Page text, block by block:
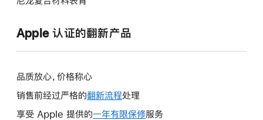
Apple 认证的翻新产品
品质放心，价格称心
销售前经过严格的翻新流程处理
享受 Apple 提供的一年有限保修此
服务